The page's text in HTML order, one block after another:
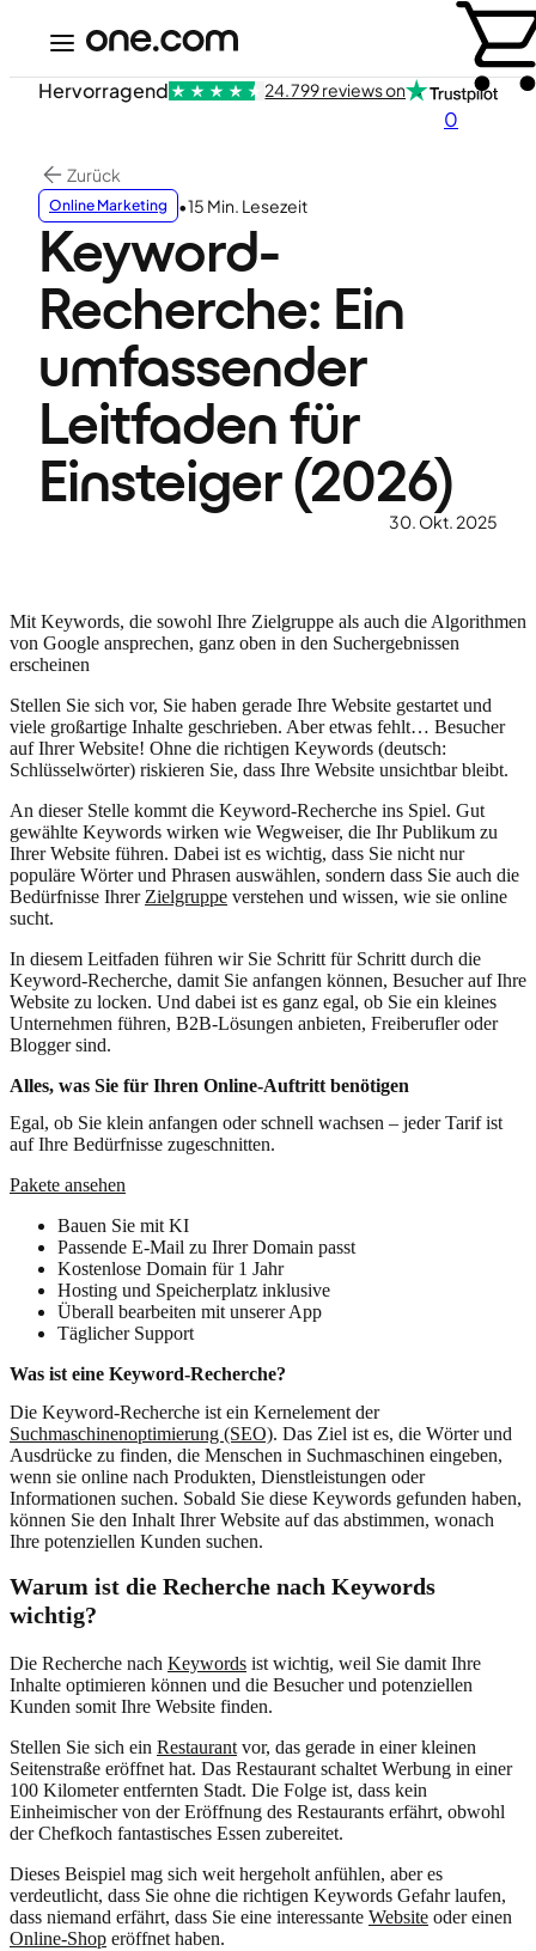
0
Hervorragend 24.799 reviews on
Zurück
Online Marketing •15 Min. Lesezeit
Keyword-
Recherche: Ein
umfassender
Leitfaden für
Einsteiger (2026)
30. Okt. 2025
Mit Keywords, die sowohl Ihre Zielgruppe als auch die Algorithmen
von Google ansprechen, ganz oben in den Suchergebnissen
erscheinen
Stellen Sie sich vor, Sie haben gerade Ihre Website gestartet und
viele großartige Inhalte geschrieben. Aber etwas fehlt… Besucher
auf Ihrer Website! Ohne die richtigen Keywords (deutsch:
Schlüsselwörter) riskieren Sie, dass Ihre Website unsichtbar bleibt.
An dieser Stelle kommt die Keyword-Recherche ins Spiel. Gut
gewählte Keywords wirken wie Wegweiser, die Ihr Publikum zu
Ihrer Website führen. Dabei ist es wichtig, dass Sie nicht nur
populäre Wörter und Phrasen auswählen, sondern dass Sie auch die
Bedürfnisse Ihrer Zielgruppe verstehen und wissen, wie sie online
sucht.
In diesem Leitfaden führen wir Sie Schritt für Schritt durch die
Keyword-Recherche, damit Sie anfangen können, Besucher auf Ihre
Website zu locken. Und dabei ist es ganz egal, ob Sie ein kleines
Unternehmen führen, B2B-Lösungen anbieten, Freiberufler oder
Blogger sind.
Alles, was Sie für Ihren Online-Auftritt benötigen
Egal, ob Sie klein anfangen oder schnell wachsen – jeder Tarif ist
auf Ihre Bedürfnisse zugeschnitten.
Pakete ansehen
Bauen Sie mit KI
Passende E-Mail zu Ihrer Domain passt
Kostenlose Domain für 1 Jahr
Hosting und Speicherplatz inklusive
Überall bearbeiten mit unserer App
Täglicher Support
Was ist eine Keyword-Recherche?
Die Keyword-Recherche ist ein Kernelement der
Suchmaschinenoptimierung (SEO). Das Ziel ist es, die Wörter und
Ausdrücke zu finden, die Menschen in Suchmaschinen eingeben,
wenn sie online nach Produkten, Dienstleistungen oder
Informationen suchen. Sobald Sie diese Keywords gefunden haben,
können Sie den Inhalt Ihrer Website auf das abstimmen, wonach
Ihre potenziellen Kunden suchen.
Warum ist die Recherche nach Keywords
wichtig?
Die Recherche nach Keywords ist wichtig, weil Sie damit Ihre
Inhalte optimieren können und die Besucher und potenziellen
Kunden somit Ihre Website finden.
Stellen Sie sich ein Restaurant vor, das gerade in einer kleinen
Seitenstraße eröffnet hat. Das Restaurant schaltet Werbung in einer
100 Kilometer entfernten Stadt. Die Folge ist, dass kein
Einheimischer von der Eröffnung des Restaurants erfährt, obwohl
der Chefkoch fantastisches Essen zubereitet.
Dieses Beispiel mag sich weit hergeholt anfühlen, aber es
verdeutlicht, dass Sie ohne die richtigen Keywords Gefahr laufen,
dass niemand erfährt, dass Sie eine interessante Website oder einen
Online-Shop eröffnet haben.